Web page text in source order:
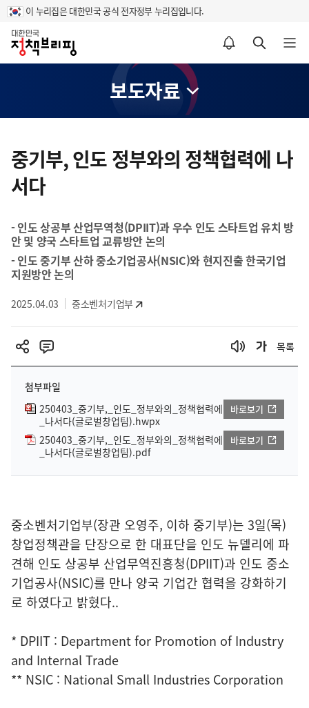
이 누리집은 대한민국 공식 전자정부 누리집입니다.
홈
알림설정 바로가기 검색 바로가기 메뉴 열기
보도자료
텐
츠
영
중기부, 인도 정부와의 정책협력에 나
서다
- 인도 상공부 산업무역청(DPIIT)과 우수 인도 스타트업 유치 방
안 및 양국 스타트업 교류방안 논의
- 인도 중기부 산하 중소기업공사(NSIC)와 현지진출 한국기업
지원방안 논의
2025.04.03 중소벤처기업부
목록
첨부파일
250403_중기부,_인도_정부와의_정책협력에
_나서다(글로벌창업팀).hwpx
바로보기
250403_중기부,_인도_정부와의_정책협력에
_나서다(글로벌창업팀).pdf
바로보기
중소벤처기업부(장관 오영주, 이하 중기부)는 3일(목)
창업정책관을 단장으로 한 대표단을 인도 뉴델리에 파
견해 인도 상공부 산업무역진흥청(DPIIT)과 인도 중소
기업공사(NSIC)를 만나 양국 기업간 협력을 강화하기
로 하였다고 밝혔다..
* DPIIT : Department for Promotion of Industry
and Internal Trade
** NSIC : National Small Industries Corporation